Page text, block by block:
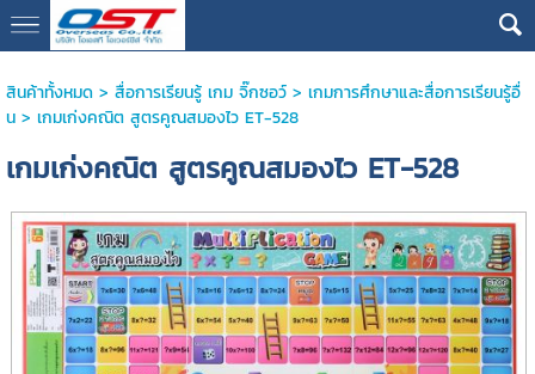
google13076cdc17b3388d
สินค้าทั้งหมด> สื่อการเรียนรู้ เกม จิ๊กซอว์ > เกมการศึกษาและสื่อการเรียนรู้อื่
น> เกมเก่งคณิต สูตรคูณสมองไว ET-528
เกมเก่งคณิต สูตรคูณสมองไว ET-528